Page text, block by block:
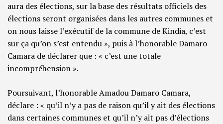
aura des élections, sur la base des résultats officiels des
élections seront organisées dans les autres communes et
on nous laisse l’exécutif de la commune de Kindia, c’est
sur ça qu’on s’est entendu », puis à l’honorable Damaro
Camara de déclarer que : « c’est une totale
incompréhension ».
Poursuivant, l’honorable Amadou Damaro Camara,
déclare : « qu’il n’y a pas de raison qu’il y ait des élections
dans certaines communes et qu’il n’y ait pas d’élections